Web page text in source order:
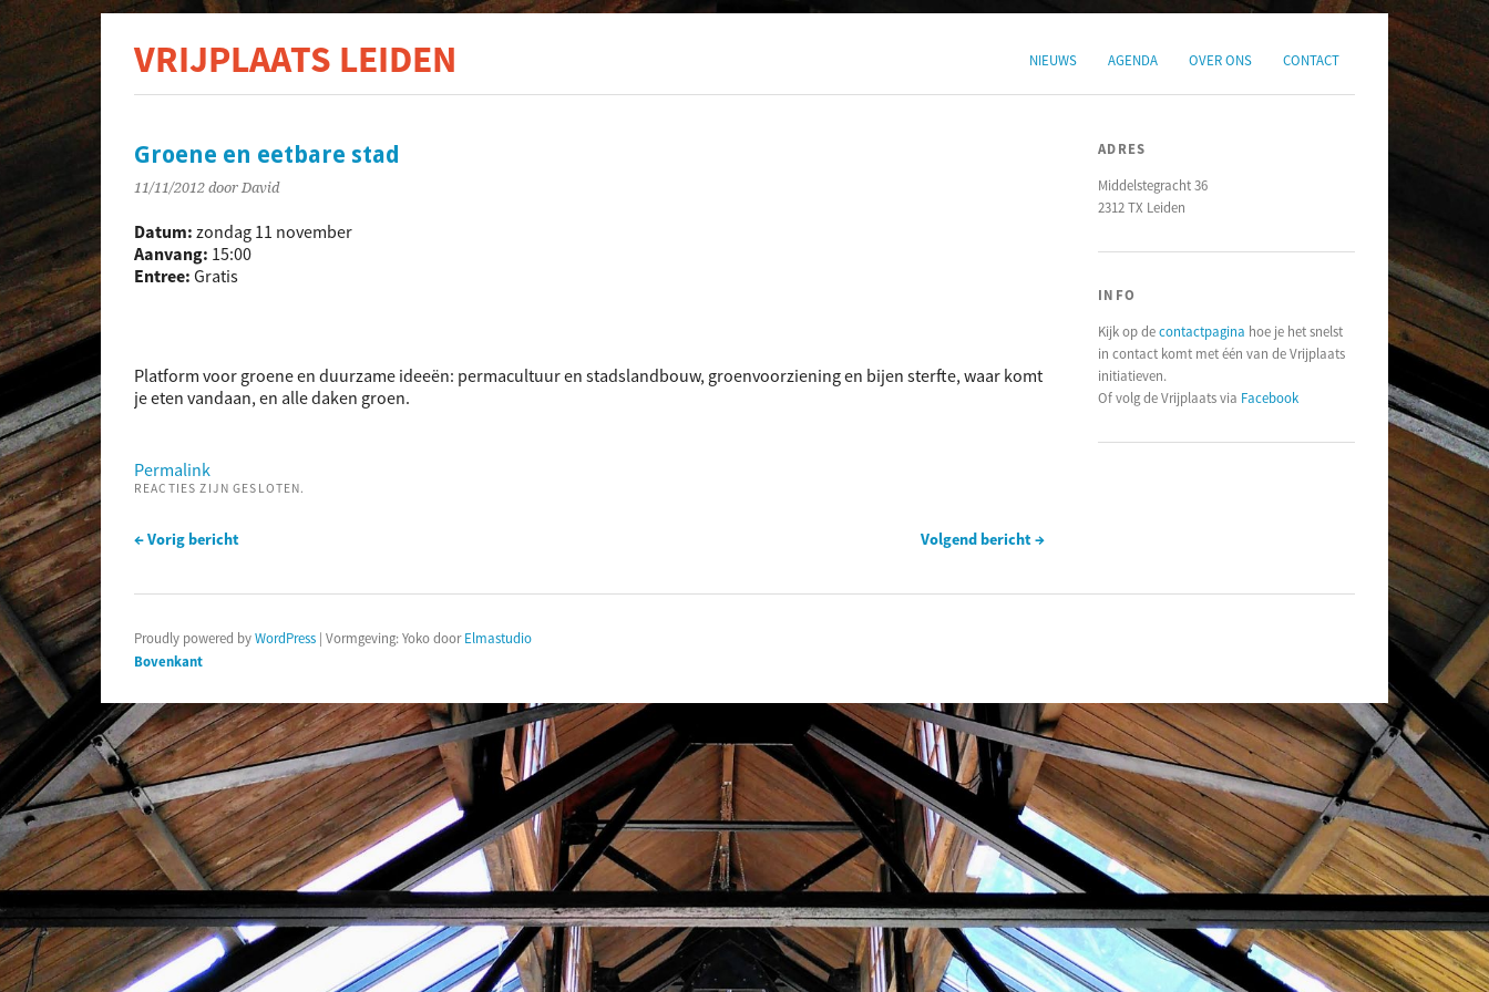
NIEUWS AGENDA OVER ONS CONTACT
VRIJPLAATS LEIDEN
Groene en eetbare stad
11/11/2012 door David
Datum: zondag 11 november
Aanvang: 15:00
Entree: Gratis
Platform voor groene en duurzame ideeën: permacultuur en stadslandbouw, groenvoorziening en bijen sterfte, waar komt
je eten vandaan, en alle daken groen.
Permalink
REACTIES ZIJN GESLOTEN.
← Vorig bericht Volgend bericht →
ADRES
Middelstegracht 36
2312 TX Leiden
INFO
Kijk op decontactpagina hoe je het snelst
in contact komt met één van de Vrijplaats
initiatieven.
Of volg de Vrijplaats via Facebook
Proudly powered byWordPress | Vormgeving: Yoko doorElmastudio
Bovenkant